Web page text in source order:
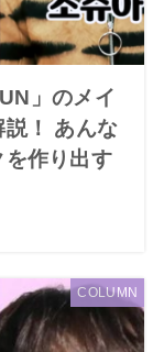
」のメイ
！ あんな
を作り出す
COLUMN